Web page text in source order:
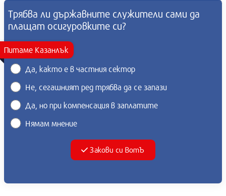
Питаме Казанлък
Трябва ли държавните служители сами да
плащат осигуровките си?
Да, както е в частния сектор
Не, сегашният ред трябва да се запази
Да, но при компенсация в заплатите
Нямам мнение
Закови си ВотЪ